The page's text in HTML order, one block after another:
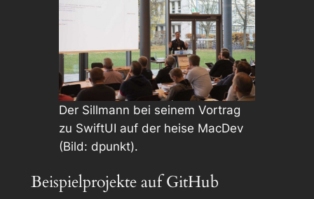
Der Sillmann bei seinem Vortrag
zu SwiftUI auf der heise MacDev
(Bild: dpunkt).
Beispielprojekte auf GitHub